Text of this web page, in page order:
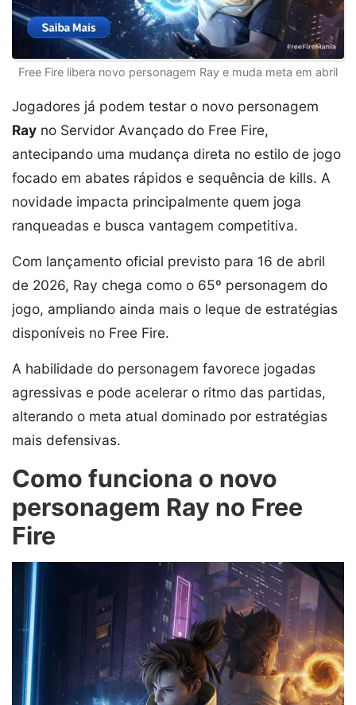
Free Fire libera novo personagem Ray e muda meta em abril
Jogadores já podem testar o novo personagem
Ray no Servidor Avançado do Free Fire,
antecipando uma mudança direta no estilo de jogo
focado em abates rápidos e sequência de kills. A
novidade impacta principalmente quem joga
ranqueadas e busca vantagem competitiva.
Com lançamento oficial previsto para 16 de abril
de 2026, Ray chega como o 65º personagem do
jogo, ampliando ainda mais o leque de estratégias
disponíveis no Free Fire.
A habilidade do personagem favorece jogadas
agressivas e pode acelerar o ritmo das partidas,
alterando o meta atual dominado por estratégias
mais defensivas.
Como funciona o novo
personagem Ray no Free
Fire